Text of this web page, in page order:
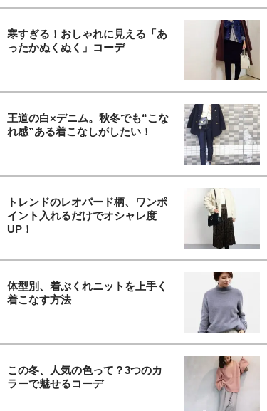
寒すぎる！おしゃれに見える「あ
ったかぬくぬく」コーデ
王道の白×デニム。秋冬でも“こな
れ感”ある着こなしがしたい！
トレンドのレオパード柄、ワンポ
イント入れるだけでオシャレ度
UP！
体型別、着ぶくれニットを上手く
着こなす方法
この冬、人気の色って？3つのカ
ラーで魅せるコーデ